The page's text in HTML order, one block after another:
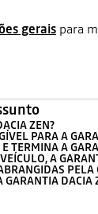
gerais para
ZEN?
PARA A
TERMINA A
A
GARANTIA